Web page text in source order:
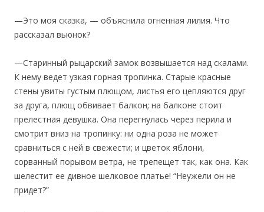
—Это моя сказка, — объяснила огненная лилия. Что
рассказал вьюнок?
—Старинный рыцарский замок возвышается над скалами.
К нему ведет узкая горная тропинка. Старые красные
стены увиты густым плющом, листья его цепляются друг
за друга, плющ обвивает балкон; на балконе стоит
прелестная девушка. Она перегнулась через перила и
смотрит вниз на тропинку: ни одна роза не может
сравниться с ней в свежести; и цветок яблони,
сорванный порывом ветра, не трепещет так, как она. Как
шелестит ее дивное шелковое платье! “Неужели он не
придет?”